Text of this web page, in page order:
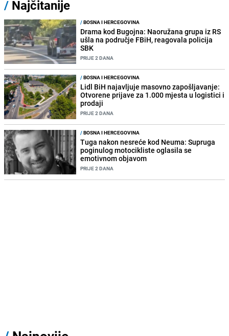
/ Najčitanije
/BOSNA I HERCEGOVINA
Drama kod Bugojna: Naoružana grupa iz RS
ušla na područje FBiH, reagovala policija
SBK
PRIJE 2 DANA
/BOSNA I HERCEGOVINA
Lidl BiH najavljuje masovno zapošljavanje:
Otvorene prijave za 1.000 mjesta u logistici i
prodaji
PRIJE 2 DANA
/BOSNA I HERCEGOVINA
Tuga nakon nesreće kod Neuma: Supruga
poginulog motocikliste oglasila se
emotivnom objavom
PRIJE 2 DANA